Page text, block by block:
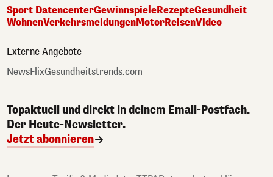
Sport DatencenterGewinnspieleRezepteGesundheit
WohnenVerkehrsmeldungenMotorReisenVideo
Externe Angebote
NewsFlixGesundheitstrends.com
Topaktuell und direkt in deinem Email-Postfach.
Der Heute-Newsletter.
Jetzt abonnieren